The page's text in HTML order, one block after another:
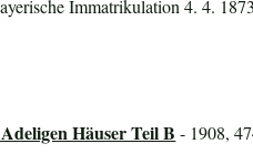
Immatrikulation 4. 4. 1873
Häuser Teil B - 1908,